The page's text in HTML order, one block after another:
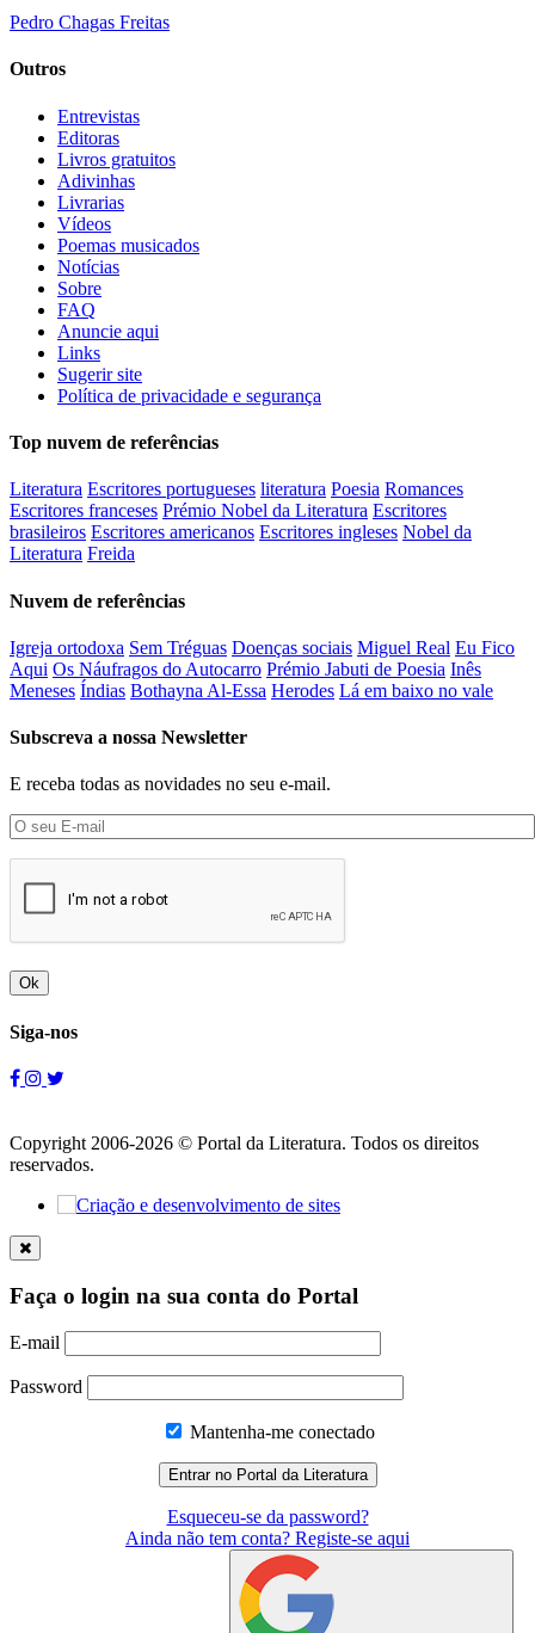
Pedro Chagas Freitas
Outros
Entrevistas
Editoras
Livros gratuitos
Adivinhas
Livrarias
Vídeos
Poemas musicados
Notícias
Sobre
FAQ
Anuncie aqui
Links
Sugerir site
Política de privacidade e segurança
Top nuvem de referências
Literatura Escritores portugueses literatura Poesia Romances
Escritores franceses Prémio Nobel da Literatura Escritores
brasileiros Escritores americanos Escritores ingleses Nobel da
Literatura Freida
Nuvem de referências
Igreja ortodoxa Sem Tréguas Doenças sociais Miguel Real Eu Fico
Aqui Os Náufragos do Autocarro Prémio Jabuti de Poesia Inês
Meneses Índias Bothayna Al-Essa Herodes Lá em baixo no vale
Subscreva a nossa Newsletter
E receba todas as novidades no seu e-mail.
Ok
Siga-nos
Copyright 2006-2026 © Portal da Literatura. Todos os direitos
reservados.
Faça o login na sua conta do Portal
E-mail
Password
Mantenha-me conectado
Esqueceu-se da password?
Ainda não tem conta? Registe-se aqui